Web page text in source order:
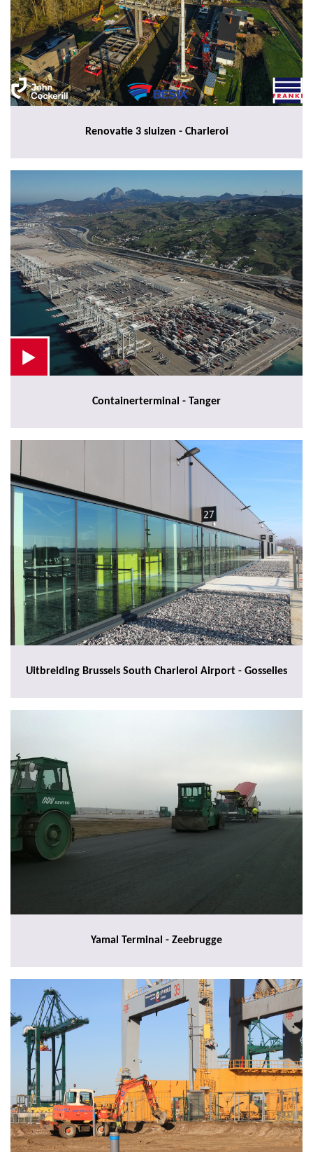
Renovatie 3 sluizen - Charleroi
Containerterminal - Tanger
Uitbreiding Brussels South Charleroi Airport - Gosselies
Yamal Terminal - Zeebrugge